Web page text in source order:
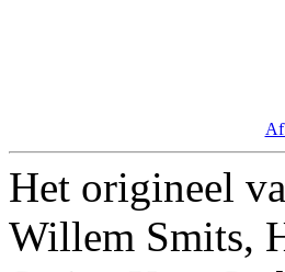
Het origineel
Willem Smits,